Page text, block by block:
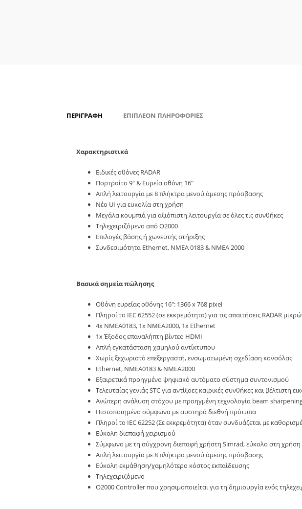
ΠΕΡΙΓΡΑΦΉ ΕΠΙΠΛΈΟΝ ΠΛΗΡΟΦΟΡΊΕΣ
Χαρακτηριστικά
Ειδικές οθόνες RADAR
Πορτραίτο 9″ & Ευρεία οθόνη 16″
Απλή λειτουργία με 8 πλήκτρα μενού άμεσης πρόσβασης
Νέο ​​UI για ευκολία στη χρήση
Μεγάλα κουμπιά για αξιόπιστη λειτουργία σε όλες τις συνθήκες
Τηλεχειριζόμενο από O2000
Επιλογές βάσης ή χωνευτής στήριξης
Συνδεσιμότητα Ethernet, NMEA 0183 & NMEA 2000
Βασικά σημεία πώλησης
Οθόνη ευρείας οθόνης 16″: 1366 x 768 pixel
Πληροί το IEC 62552 (σε εκκρεμότητα) για τις απαιτήσεις RADAR
4x NMEA0183, 1x NMEA2000, 1x Ethernet
1x Έξοδος επαναλήπτη βίντεο HDMI
Απλή εγκατάσταση χαμηλού αντίκτυπου
Χωρίς ξεχωριστό επεξεργαστή, ενσωματωμένη σχεδίαση κονσόλας
Ethernet, NMEA0183 & NMEA2000
Εξαιρετικά προηγμένο ψηφιακό αυτόματο σύστημα συντονισμού
Τελευταίας γενιάς STC για αντίξοες καιρικές συνθήκες και
Ανώτερη ανάλυση στόχου με προηγμένη τεχνολογία beam sharpening
Πιστοποιημένο σύμφωνα με αυστηρά διεθνή πρότυπα
Πληροί το IEC 62252 (Σε εκκρεμότητα) όταν συνδυάζεται με
Εύκολη διεπαφή χειρισμού
Σύμφωνο με τη σύγχρονη διεπαφή χρήστη Simrad, εύκολο στη χρήση
Απλή λειτουργία με 8 πλήκτρα μενού άμεσης πρόσβασης
Εύκολη εκμάθηση/χαμηλότερο κόστος εκπαίδευσης
Τηλεχειριζόμενο
O2000 Controller που χρησιμοποιείται για τη δημιουργία ενός